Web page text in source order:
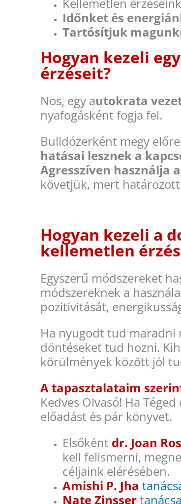
Időnket és
Tartósítjuk
Hogyan kezeli
érzéseit?
Nos, egy autokrata
nyafogásként fogja fel.
Bulldózerként megy
hatásai lesznek a
Agresszíven használja
követjük, mert
Hogyan kezeli a
kellemetlen
Egyszerű módszereket
módszereknek a
pozitivitását,
Ha nyugodt tud maradni
döntéseket tud hozni.
körülmények között jól
A tapasztalataim
Kedves Olvasó! Ha
előadást és pár könyvet.
Elsőként dr. Joan
kell felismerni,
céljaink elérésében.
Amishi P. Jha
Nate Zinssert